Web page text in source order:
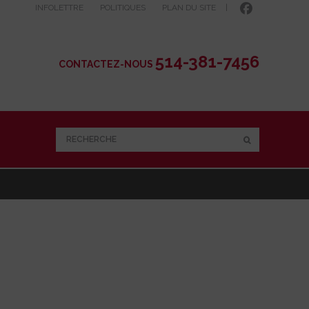
INFOLETTRE POLITIQUES PLAN DU SITE
CONTACTEZ-NOUS 514-381-7456
RECHERCHE